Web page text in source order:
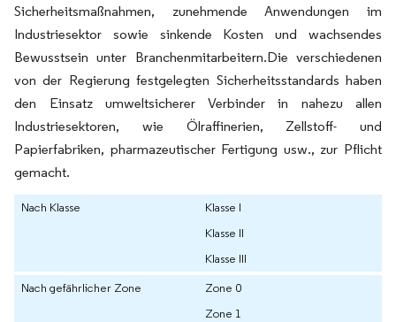
Sicherheitsmaßnahmen, zunehmende Anwendungen im
Industriesektor sowie sinkende Kosten und wachsendes
Bewusstsein unter Branchenmitarbeitern.Die verschiedenen
von der Regierung festgelegten Sicherheitsstandards haben
den Einsatz umweltsicherer Verbinder in nahezu allen
Industriesektoren, wie Ölraffinerien, Zellstoff- und
Papierfabriken, pharmazeutischer Fertigung usw., zur Pflicht
gemacht.
Nach Klasse
Klasse I
Klasse II
Klasse III
Nach gefährlicher Zone
Zone 0
Zone 1